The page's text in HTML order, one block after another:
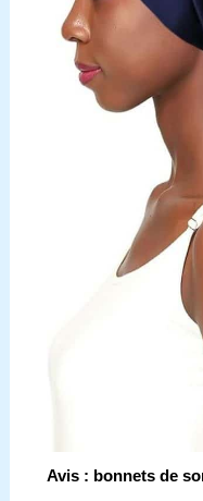
Avis : bonnets de